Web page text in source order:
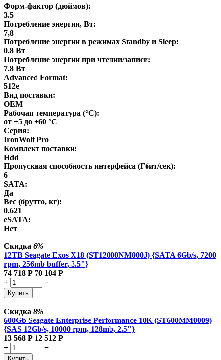
Форм-фактор (дюймов):
3.5
Потребление энергии, Вт:
7,8
Потребление энергии в режимах Standby и Sleep:
0.8 Вт
Потребление энергии при чтении/записи:
7.8 Вт
Advanced Format:
512e
Вид поставки:
OEM
Рабочая температура (°C):
от +5 до +60 °C
Серия:
IronWolf Pro
Комплект поставки:
Hdd
Пропускная способность интерфейса (Гбит/сек):
6
SATA:
Да
Вес (брутто, кг):
0.621
eSATA:
Нет
Скидка 6%
12TB Seagate Exos X18 (ST12000NM000J) {SATA 6Gb/s, 7200
rpm, 256mb buffer, 3.5"}
74 718 Р 70 104 Р
+
−
Купить
Скидка 8%
600Gb Seagate Enterprise Performance 10K (ST600MM0009)
{SAS 12Gb/s, 10000 rpm, 128mb, 2.5"}
13 568 Р 12 512 Р
+
−
Купить